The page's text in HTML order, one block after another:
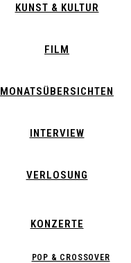
KUNST & KULTUR
FILM
MONATSÜBERSICHTEN
INTERVIEW
VERLOSUNG
KONZERTE
POP & CROSSOVER